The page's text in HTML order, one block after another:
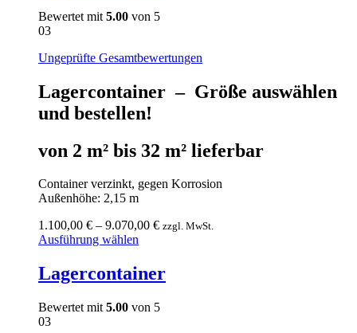
Bewertet mit 5.00 von 5
03
Ungeprüfte Gesamtbewertungen
Lagercontainer – Größe auswählen
und bestellen!
von 2 m² bis 32 m² lieferbar
Container verzinkt, gegen Korrosion
Außenhöhe: 2,15 m
1.100,00 € – 9.070,00 € zzgl. MwSt.
Ausführung wählen
Lagercontainer
Bewertet mit 5.00 von 5
03